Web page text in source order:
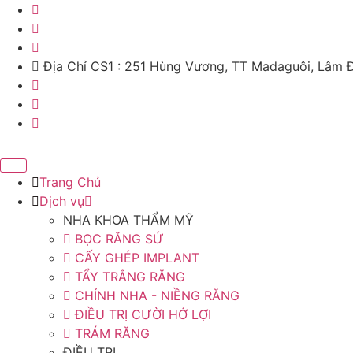
Chuyển
đến
dung
Địa Chỉ CS1 : 251 Hùng Vương, TT Madaguôi, Lâm
Trang Chủ
Dịch vụ
NHA KHOA THẨM MỸ
BỌC RĂNG SỨ
CẤY GHÉP IMPLANT
TẨY TRẮNG RĂNG
CHỈNH NHA - NIỀNG RĂNG
ĐIỀU TRỊ CƯỜI HỞ LỢI
TRÁM RĂNG